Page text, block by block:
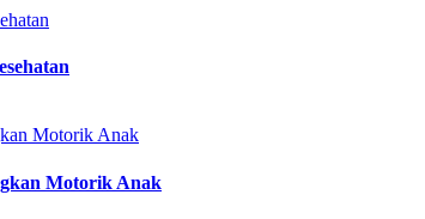
Motorik Anak